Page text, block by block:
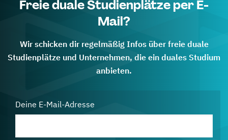
Freie duale Studienplätze per E-
Mail?
Wir schicken dir regelmäßig Infos über freie duale
Studienplätze und Unternehmen, die ein duales Studium
anbieten.
Deine E-Mail-Adresse